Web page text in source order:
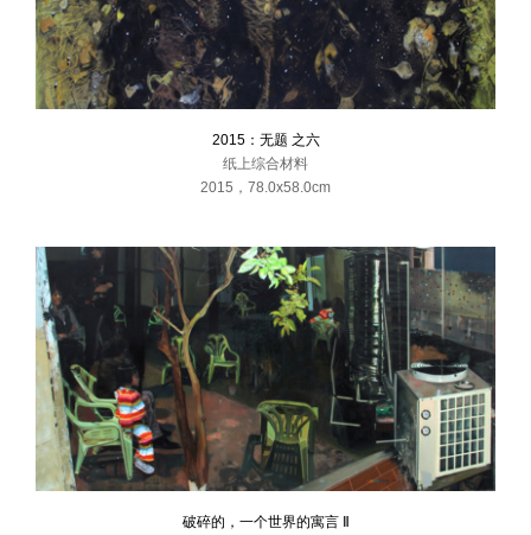
2015：无题 之六
纸上综合材料
2015 ， 78.0x58.0cm
破碎的，一个世界的寓言 Ⅱ